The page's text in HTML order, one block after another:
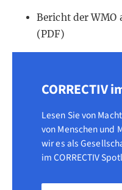
Bericht der WMO
(PDF)
CORRECTIV
Lesen Sie von
von Menschen und
wir es als
im CORRECTIV